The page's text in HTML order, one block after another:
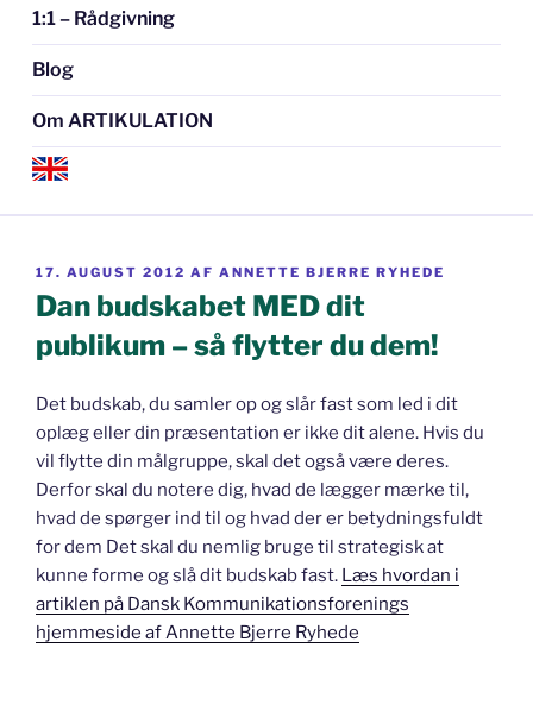
1:1 – Rådgivning
Blog
Om ARTIKULATION
UDGIVET
DEN
17. AUGUST 2012 AF ANNETTE BJERRE RYHEDE
Dan budskabet MED dit
publikum – så flytter du dem!
Det budskab, du samler op og slår fast som led i dit
oplæg eller din præsentation er ikke dit alene. Hvis du
vil flytte din målgruppe, skal det også være deres.
Derfor skal du notere dig, hvad de lægger mærke til,
hvad de spørger ind til og hvad der er betydningsfuldt
for dem Det skal du nemlig bruge til strategisk at
kunne forme og slå dit budskab fast. Læs hvordan i
artiklen på Dansk Kommunikationsforenings
hjemmeside af Annette Bjerre Ryhede